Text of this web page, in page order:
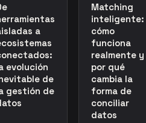
a
evolución
de
gestión de
Matching
inteligente:
cómo
funciona
realmente y
por qué
cambia la
forma de
conciliar
datos